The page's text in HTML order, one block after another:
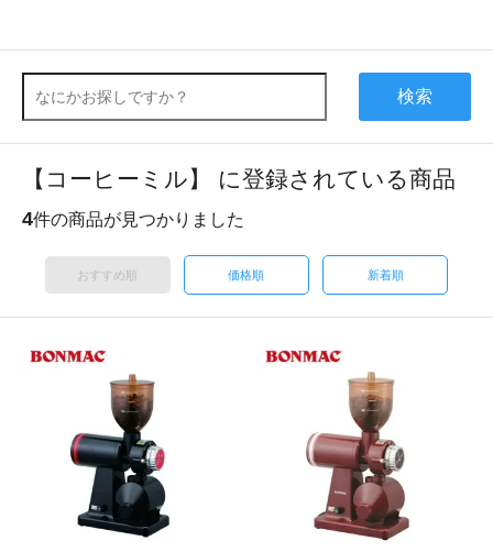
検索
【コーヒーミル】 に登録されている商品
4件の商品が見つかりました
おすすめ順 価格順 新着順